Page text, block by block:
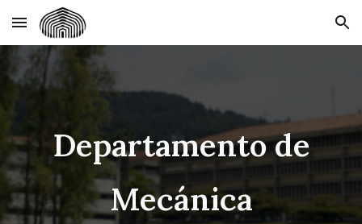
Skip to main content Skip to navigation
Departamento de
Mecánica